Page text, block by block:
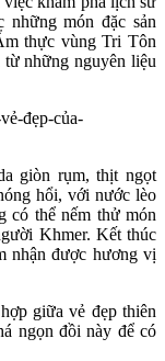
những món đặc sản
thực vùng Tri Tôn
những nguyên liệu
giòn rụm, thịt ngọt
hổi, với nước lèo
có thể nếm thử món
Khmer. Kết thúc
nhận được hương vị
giữa vẻ đẹp thiên
ngọn đồi này để có